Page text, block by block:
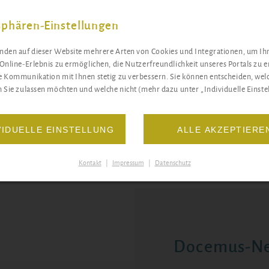
der Videos haben wir uns Hilfe beim 'Tesla Kid'
Schüler normalerweise spaltet, motiviert es sie an der
zur Zusammenarbeit. "Es ist wichtig, junge
findet Ms. Moorhouse. "Wir wollen Ihnen dabei
Persönlichkeiten zu entwickeln - und das
Arbeit. Die Schüler sollen lernen, sich mit
und die Schwächen des anderen abzufangen."
Docemus-
Einstellungen
auf dieser Website mehrere Arten von Cookies und Integrationen, um
Erlebnis zu ermöglichen, die Nutzerfreundlichkeit unseres Portals zu
Kommunikation mit Ihnen stetig zu verbessern. Sie können entscheiden,
Sie zulassen möchten und welche nicht (mehr dazu unter „Individuelle
EINSTELLUNG ALLE
Kontakt Impressum Datenschutz